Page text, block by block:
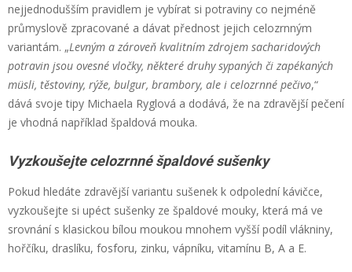
nejjednodušším pravidlem je vybírat si potraviny co nejméně
průmyslově zpracované a dávat přednost jejich celozrnným
variantám. „Levným a zároveň kvalitním zdrojem sacharidových
potravin jsou ovesné vločky, některé druhy sypaných či zapékaných
müsli, těstoviny, rýže, bulgur, brambory, ale i celozrnné pečivo,“
dává svoje tipy Michaela Ryglová a dodává, že na zdravější pečení
je vhodná například špaldová mouka.
Vyzkoušejte celozrnné špaldové sušenky
Pokud hledáte zdravější variantu sušenek k odpolední kávičce,
vyzkoušejte si upéct sušenky ze špaldové mouky, která má ve
srovnání s klasickou bílou moukou mnohem vyšší podíl vlákniny,
hořčíku, draslíku, fosforu, zinku, vápníku, vitamínu B, A a E.